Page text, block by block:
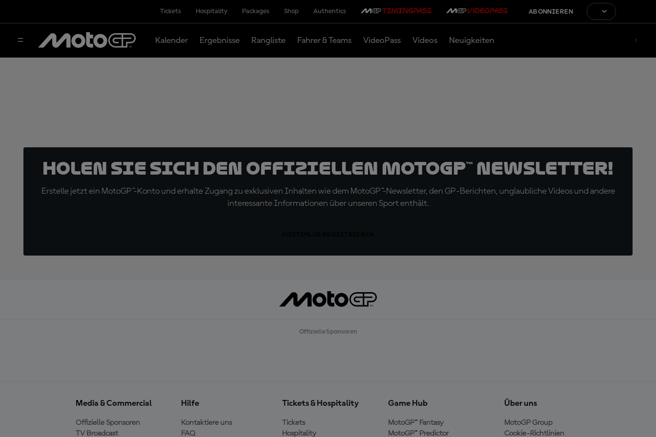
Tickets Hospitality Packages Shop Authentics ABONNIEREN
Kalender Ergebnisse Rangliste Fahrer & Teams VideoPass Videos Neuigkeiten
Holen Sie sich den offiziellen MotoGP™ Newsletter!
Erstelle jetzt ein MotoGP™-Konto und erhalte Zugang zu exklusiven Inhalten wie dem MotoGP™-Newsletter, den GP-Berichten, unglaubliche Videos und andere
interessante Informationen über unseren Sport enthält.
Offizielle Sponsoren
Media & Commercial
Offizielle Sponsoren
TV Broadcast
Hilfe
Kontaktiere uns
FAQ
Tickets & Hospitality
Tickets
Hospitality
Game Hub
MotoGP™ Fantasy
MotoGP™ Predictor
Über uns
MotoGP Group
Cookie-Richtlinien